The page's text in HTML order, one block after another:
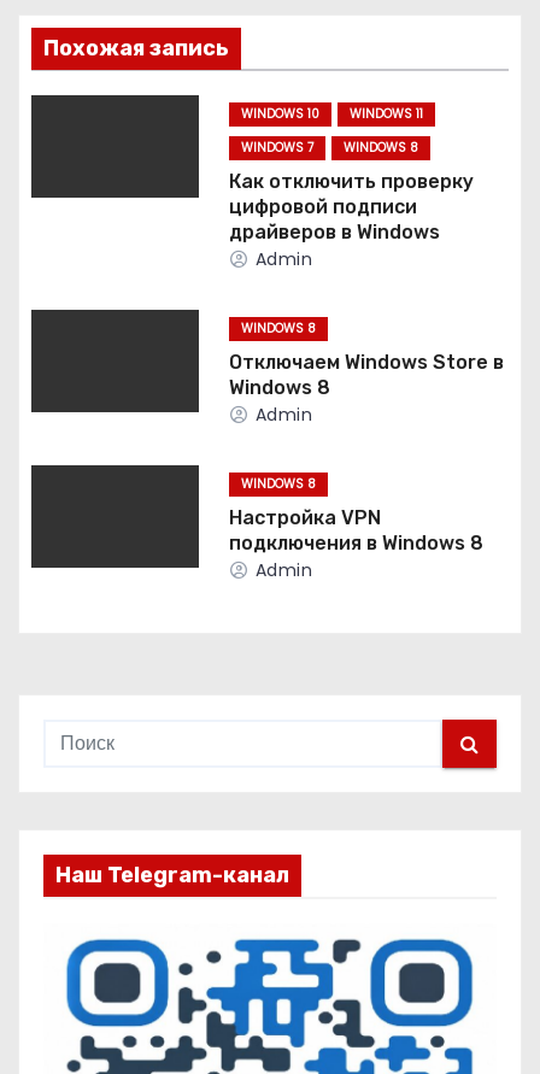
г
а
п
с
Похожая запись
WINDOWS 10
WINDOWS 11
WINDOWS 7
WINDOWS 8
Как отключить проверку
цифровой подписи
драйверов в Windows
Admin
WINDOWS 8
Отключаем Windows Store в
Windows 8
Admin
WINDOWS 8
Настройка VPN
подключения в Windows 8
Admin
Наш Telegram-канал